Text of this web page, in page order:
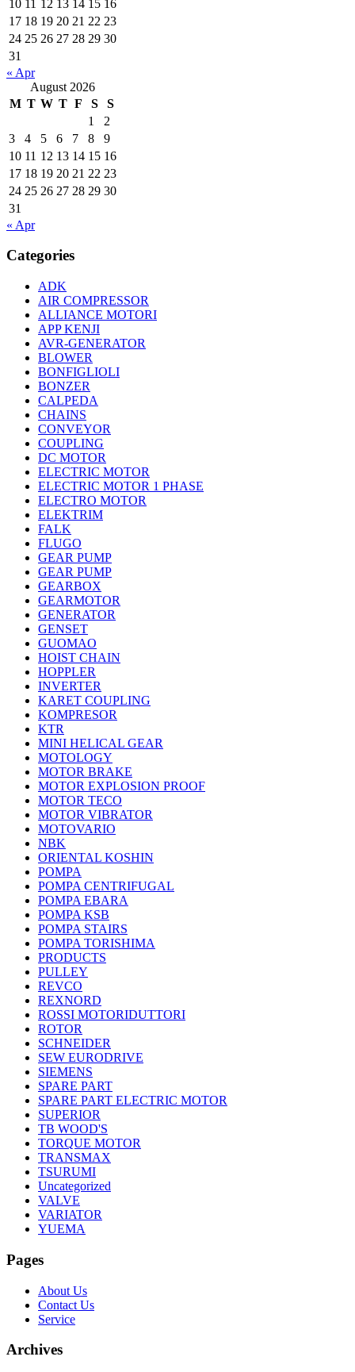
10 11 12 13 14 15 16
17 18 19 20 21 22 23
24 25 26 27 28 29 30
31
« Apr
August 2026
M T W T F S
S
1
2
3
4 5 6 7 8
9
10 11 12 13 14 15 16
17 18 19 20 21 22 23
24 25 26 27 28 29 30
31
« Apr
Categories
ADK
AIR COMPRESSOR
ALLIANCE MOTORI
APP KENJI
AVR-GENERATOR
BLOWER
BONFIGLIOLI
BONZER
CALPEDA
CHAINS
CONVEYOR
COUPLING
DC MOTOR
ELECTRIC MOTOR
ELECTRIC MOTOR 1 PHASE
ELECTRO MOTOR
ELEKTRIM
FALK
FLUGO
GEAR PUMP
GEAR PUMP
GEARBOX
GEARMOTOR
GENERATOR
GENSET
GUOMAO
HOIST CHAIN
HOPPLER
INVERTER
KARET COUPLING
KOMPRESOR
KTR
MINI HELICAL GEAR
MOTOLOGY
MOTOR BRAKE
MOTOR EXPLOSION PROOF
MOTOR TECO
MOTOR VIBRATOR
MOTOVARIO
NBK
ORIENTAL KOSHIN
POMPA
POMPA CENTRIFUGAL
POMPA EBARA
POMPA KSB
POMPA STAIRS
POMPA TORISHIMA
PRODUCTS
PULLEY
REVCO
REXNORD
ROSSI MOTORIDUTTORI
ROTOR
SCHNEIDER
SEW EURODRIVE
SIEMENS
SPARE PART
SPARE PART ELECTRIC MOTOR
SUPERIOR
TB WOOD'S
TORQUE MOTOR
TRANSMAX
TSURUMI
Uncategorized
VALVE
VARIATOR
YUEMA
Pages
About Us
Contact Us
Service
Archives